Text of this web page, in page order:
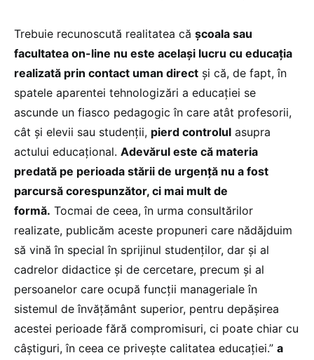
Trebuie recunoscută realitatea că școala sau
facultatea on-line nu este același lucru cu educația
realizată prin contact uman direct și că, de fapt, în
spatele aparentei tehnologizări a educației se
ascunde un fiasco pedagogic în care atât profesorii,
cât și elevii sau studenții, pierd controlul asupra
actului educațional. Adevărul este că materia
predată pe perioada stării de urgență nu a fost
parcursă corespunzător, ci mai mult de
formă. Tocmai de ceea, în urma consultărilor
realizate, publicăm aceste propuneri care nădăjduim
să vină în special în sprijinul studenților, dar și al
cadrelor didactice și de cercetare, precum și al
persoanelor care ocupă funcții manageriale în
sistemul de învățământ superior, pentru depășirea
acestei perioade fără compromisuri, ci poate chiar cu
câștiguri, în ceea ce privește calitatea educației.” a